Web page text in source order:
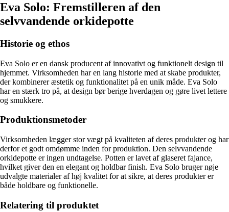
Eva Solo: Fremstilleren af den
selvvandende orkidepotte
Historie og ethos
Eva Solo er en dansk producent af innovativt og funktionelt design til
hjemmet. Virksomheden har en lang historie med at skabe produkter,
der kombinerer æstetik og funktionalitet på en unik måde. Eva Solo
har en stærk tro på, at design bør berige hverdagen og gøre livet lettere
og smukkere.
Produktionsmetoder
Virksomheden lægger stor vægt på kvaliteten af deres produkter og har
derfor et godt omdømme inden for produktion. Den selvvandende
orkidepotte er ingen undtagelse. Potten er lavet af glaseret fajance,
hvilket giver den en elegant og holdbar finish. Eva Solo bruger nøje
udvalgte materialer af høj kvalitet for at sikre, at deres produkter er
både holdbare og funktionelle.
Relatering til produktet